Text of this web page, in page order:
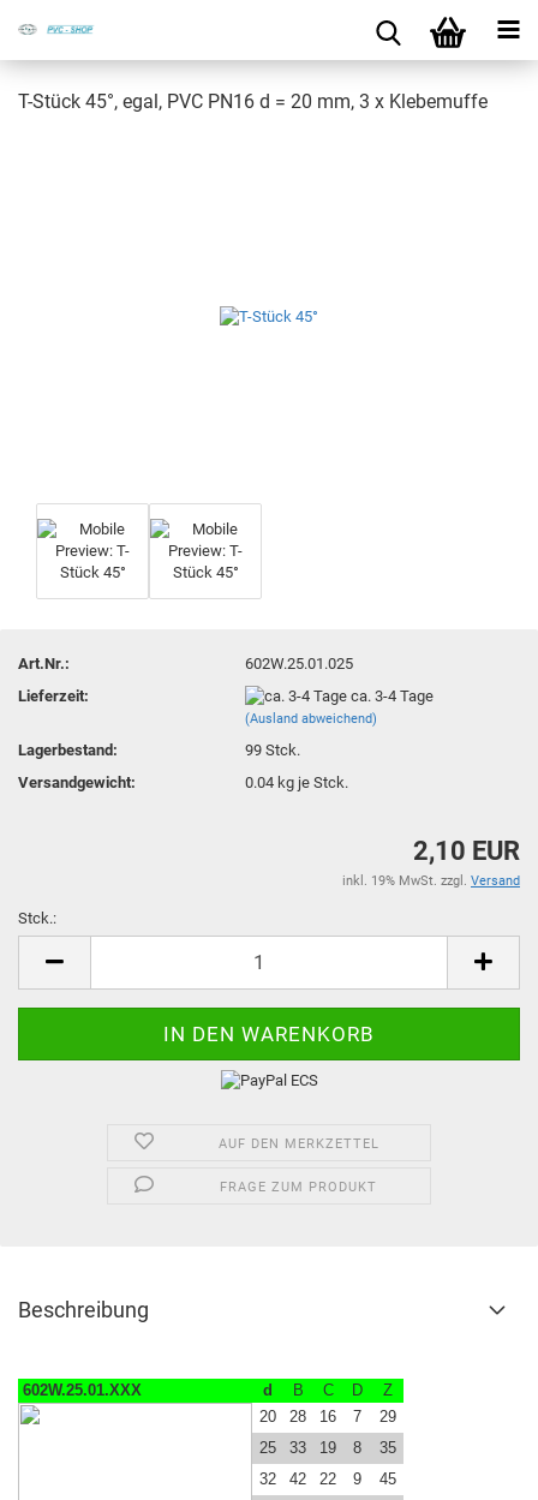
T-​Stück 45°, egal, PVC PN16 d = 20 mm, 3 x Kle­be­muf­fe
Art.Nr.:
602W.25.01.025
Lieferzeit:
ca. 3-4 Tage
(Ausland abweichend)
Lagerbestand: 99Stck.
Versandgewicht:
0.04 kg je Stck.
2,10 EUR
inkl. 19% MwSt. zzgl. Versand
Stck.:
AUF DEN MERKZETTEL
FRAGE ZUM PRODUKT
Beschreibung
602W.25.01.XXX d B C D
Z
20
28 16 7
29
25
33 19 8
35
32
42 22 9
45